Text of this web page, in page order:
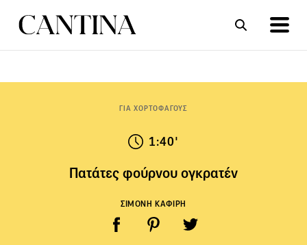
ΓΙΑ ΧΟΡΤΟΦΑΓΟΥΣ
1:40'
Πατάτες φούρνου ογκρατέν
ΣΙΜΟΝΗ ΚΑΦΙΡΗ